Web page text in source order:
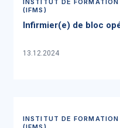
INSTITUT DE
(IFMS)
Infirmier(e) de bloc
13.12.2024
INSTITUT DE